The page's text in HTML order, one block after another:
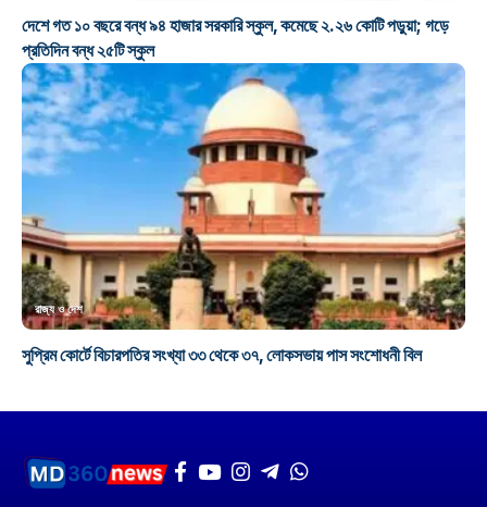
দেশে গত ১০ বছরে বন্ধ ৯৪ হাজার সরকারি স্কুল, কমেছে ২.২৬ কোটি পড়ুয়া; গড়ে
প্রতিদিন বন্ধ ২৫টি স্কুল
রাজ্য ও দেশ
সুপ্রিম কোর্টে বিচারপতির সংখ্যা ৩৩ থেকে ৩৭, লোকসভায় পাস সংশোধনী বিল